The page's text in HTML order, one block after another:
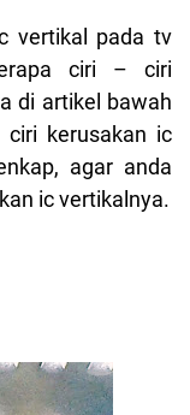
vertikal pada tv
ciri – ciri
di artikel bawah
kerusakan ic
agar anda
ic vertikalnya.